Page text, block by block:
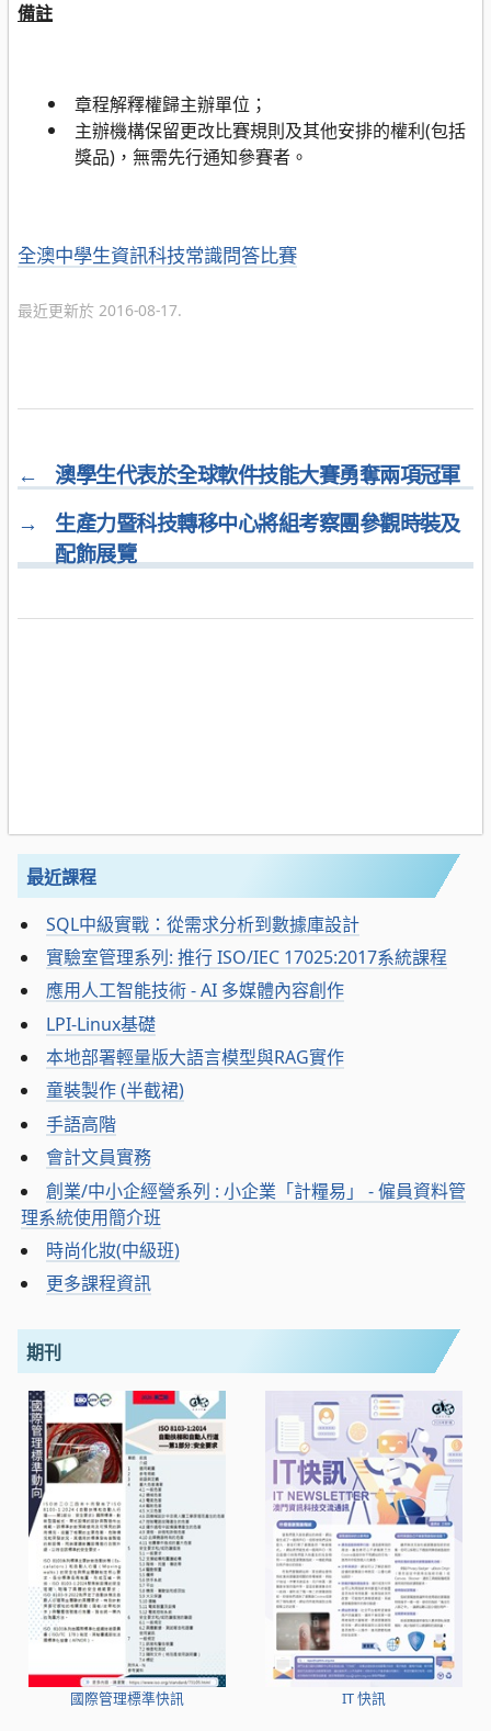
備註
章程解釋權歸主辦單位；
主辦機構保留更改比賽規則及其他安排的權利(包括
獎品) ，無需先行通知參賽者。
分
全澳中學生資訊科技常識問答比賽
最近更新於 2016-08-17.
←
澳學生代表於全球軟件技能大賽勇奪兩項冠軍
→
生產力暨科技轉移中心將組考察團參觀時裝及
配飾展覽
最近課程
SQL中級實戰：從需求分析到數據庫設計
實驗室管理系列: 推行 ISO/IEC 17025:2017系統課程
應用人工智能技術 - AI 多媒體內容創作
LPI-Linux基礎
本地部署輕量版大語言模型與RAG實作
童裝製作 (半截裙)
手語高階
會計文員實務
創業/中小企經營系列 : 小企業「計糧易」 - 僱員資料管
理系統使用簡介班
時尚化妝(中級班)
更多課程資訊
期刊
國際管理標準快訊 IT 快訊